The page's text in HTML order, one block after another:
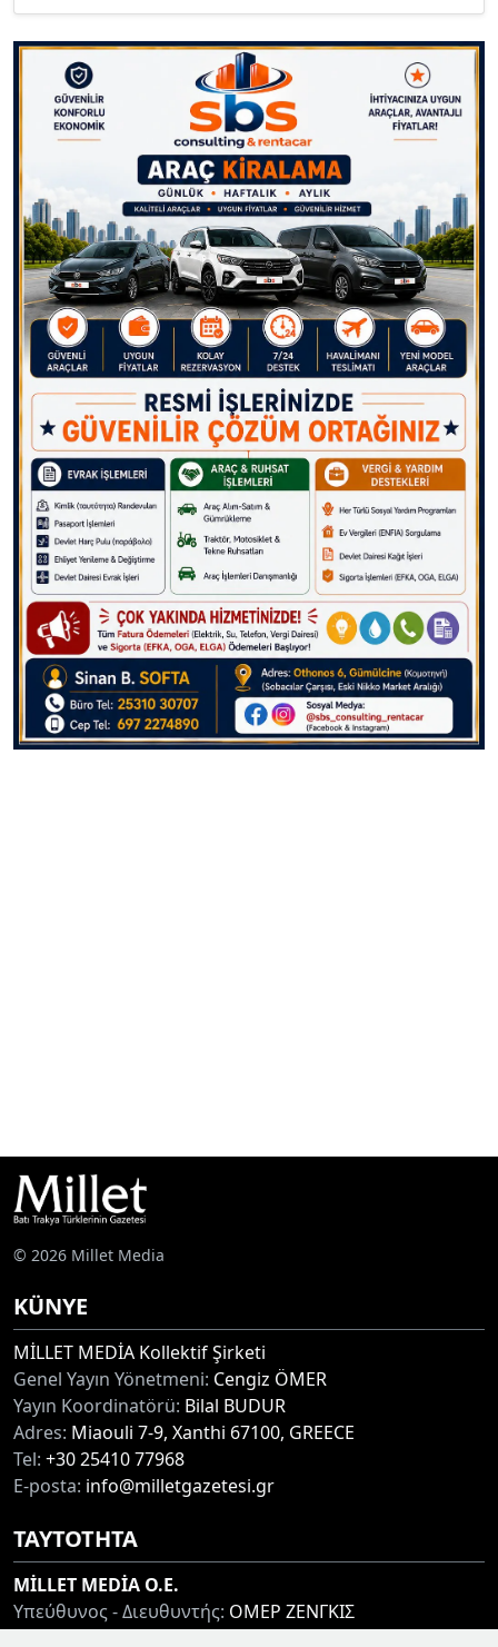
© 2026 Millet Media
KÜNYE
MİLLET MEDİA Kollektif Şirketi
Genel Yayın Yönetmeni: Cengiz ÖMER
Yayın Koordinatörü: Bilal BUDUR
Adres: Miaouli 7-9, Xanthi 67100, GREECE
Tel: +30 25410 77968
E-posta: info@milletgazetesi.gr
ΤΑΥΤΟΤΗΤΑ
MİLLET MEDİA O.E.
Υπεύθυνος - Διευθυντής: ΟΜΕΡ ΖΕΝΓΚΙΣ